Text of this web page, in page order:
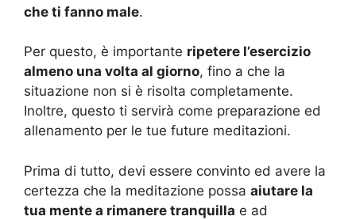
che ti fanno male.
Per questo, è importante ripetere l’esercizio
almeno una volta al giorno, fino a che la
situazione non si è risolta completamente.
Inoltre, questo ti servirà come preparazione ed
allenamento per le tue future meditazioni.
Prima di tutto, devi essere convinto ed avere la
certezza che la meditazione possa aiutare la
tua mente a rimanere tranquilla e ad